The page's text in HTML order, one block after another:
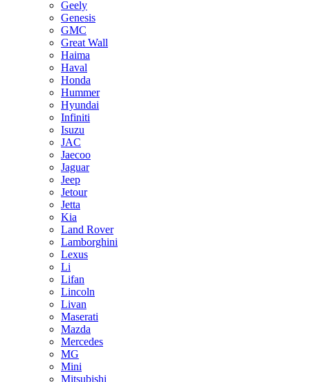
Geely
Genesis
GMC
Great Wall
Haima
Haval
Honda
Hummer
Hyundai
Infiniti
Isuzu
JAC
Jaecoo
Jaguar
Jeep
Jetour
Jetta
Kia
Land Rover
Lamborghini
Lexus
Li
Lifan
Lincoln
Livan
Maserati
Mazda
Mercedes
MG
Mini
Mitsubishi